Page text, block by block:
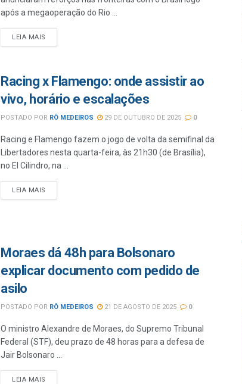
após a megaoperação do Rio ...
LEIA MAIS
Racing x Flamengo: onde assistir ao
vivo, horário e escalações
POSTADO POR RÔ MEDEIROS 29 DE OUTUBRO DE 2025 0
Racing e Flamengo fazem o jogo de volta da semifinal da
Libertadores nesta quarta-feira, às 21h30 (de Brasília),
no El Cilindro, na ...
LEIA MAIS
Moraes dá 48h para Bolsonaro
explicar documento com pedido de
asilo
POSTADO POR RÔ MEDEIROS 21 DE AGOSTO DE 2025 0
O ministro Alexandre de Moraes, do Supremo Tribunal
Federal (STF), deu prazo de 48 horas para a defesa de
Jair Bolsonaro ...
LEIA MAIS